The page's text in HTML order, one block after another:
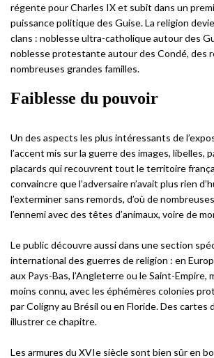
régente pour Charles IX et subit dans un
puissance politique des Guise. La religion
clans : noblesse ultra-catholique autour des
noblesse protestante autour des Condé, des
nombreuses grandes familles.
Faiblesse du pouvoir
Un des aspects les plus intéressants de
l’accent mis sur la guerre des images, libelles,
placards qui recouvrent tout le territoire
convaincre que l’adversaire n’avait plus rien
l’exterminer sans remords, d’où de
l’ennemi avec des têtes d’animaux, voire de
Le public découvre aussi dans une section
international des guerres de religion : en
aux Pays-Bas, l’Angleterre ou le Saint-Empire,
moins connu, avec les éphémères colonies
par Coligny au Brésil ou en Floride. Des cartes
illustrer ce chapitre.
Les armures du XVIe siècle sont bien sûr en